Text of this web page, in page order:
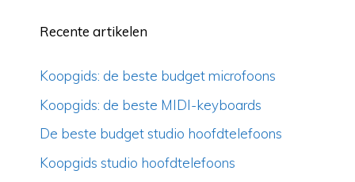
Recente artikelen
Koopgids: de beste budget microfoons
Koopgids: de beste MIDI-keyboards
De beste budget studio hoofdtelefoons
Koopgids studio hoofdtelefoons